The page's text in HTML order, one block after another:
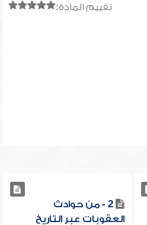
تقييم المادة:
2 - من حوادث
العقوبات عبر التاريخ